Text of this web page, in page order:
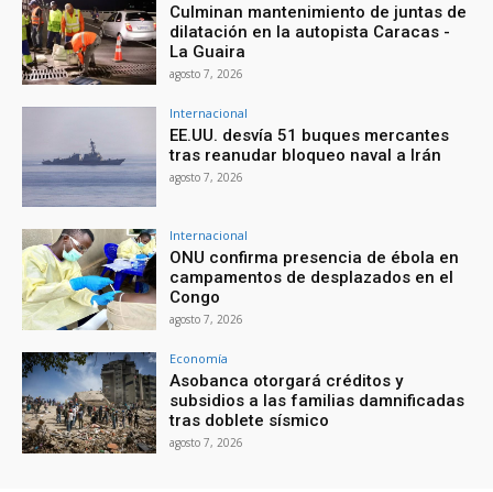
Culminan mantenimiento de juntas de
dilatación en la autopista Caracas -
La Guaira
agosto 7, 2026
Internacional
EE.UU. desvía 51 buques mercantes
tras reanudar bloqueo naval a Irán
agosto 7, 2026
Internacional
ONU confirma presencia de ébola en
campamentos de desplazados en el
Congo
agosto 7, 2026
Economía
Asobanca otorgará créditos y
subsidios a las familias damnificadas
tras doblete sísmico
agosto 7, 2026